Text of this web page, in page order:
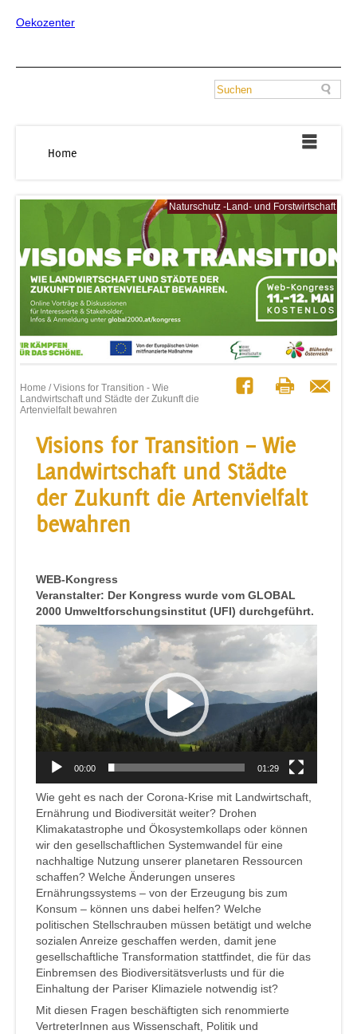
Oekozenter
Home
Naturschutz -Land- und Forstwirtschaft
Home / Visions for Transition - Wie
Landwirtschaft und Städte der Zukunft die
Artenvielfalt bewahren
Visions for Transition – Wie
Landwirtschaft und Städte
der Zukunft die Artenvielfalt
bewahren
WEB-Kongress
Veranstalter: Der Kongress wurde vom GLOBAL
2000 Umweltforschungsinstitut (UFI) durchgeführt.
Video-
Player
00:00 01:29
Wie geht es nach der Corona-Krise mit Landwirtschaft,
Ernährung und Biodiversität weiter? Drohen
Klimakatastrophe und Ökosystemkollaps oder können
wir den gesellschaftlichen Systemwandel für eine
nachhaltige Nutzung unserer planetaren Ressourcen
schaffen? Welche Änderungen unseres
Ernährungssystems – von der Erzeugung bis zum
Konsum – können uns dabei helfen? Welche
politischen Stellschrauben müssen betätigt und welche
sozialen Anreize geschaffen werden, damit jene
gesellschaftliche Transformation stattfindet, die für das
Einbremsen des Biodiversitätsverlusts und für die
Einhaltung der Pariser Klimaziele notwendig ist?
Mit diesen Fragen beschäftigten sich renommierte
VertreterInnen aus Wissenschaft, Politik und